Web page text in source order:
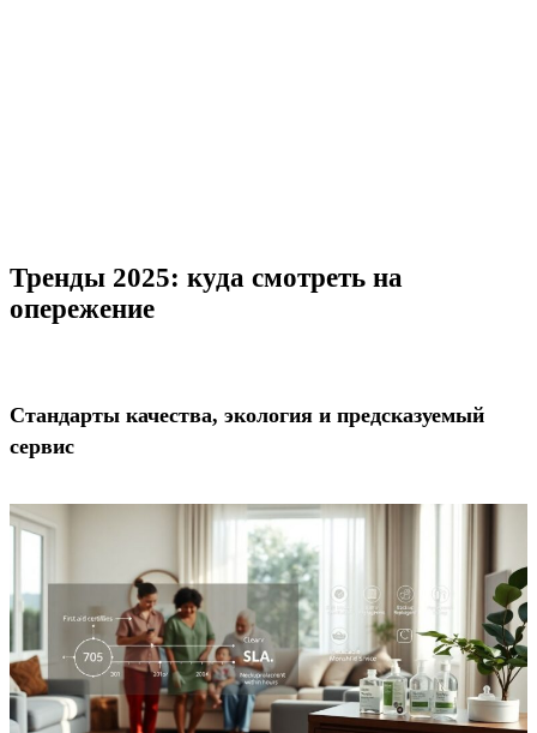
Тренды 2025: куда смотреть на
опережение
Стандарты качества, экология и предсказуемый
сервис